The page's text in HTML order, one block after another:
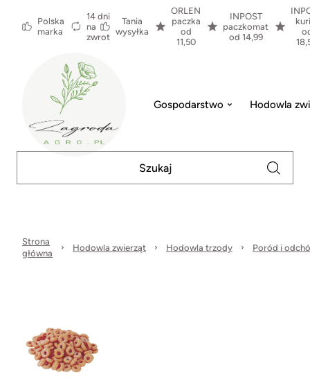
Polska
marka
14 dni
na
zwrot
Tania
wysyłka
ORLEN
paczka
od
11,50
INPOST
paczkomat
od 14,99
Gospodarstwo Hodowla
Strona
główna
Hodowla zwierząt Hodowla trzody Poród i